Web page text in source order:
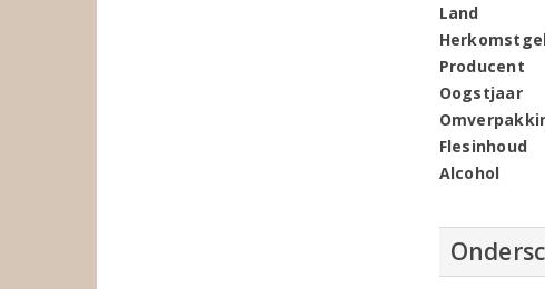
Land
Producent
Oogstjaar
Flesinhoud
Alcohol